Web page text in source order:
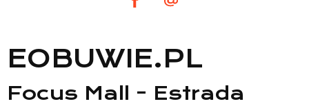
EOBUWIE.PL
Focus Mall - Estrada